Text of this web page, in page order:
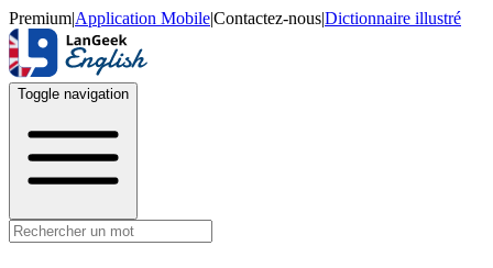
Premium|Application Mobile|Contactez-nous|Dictionnaire illustré
Toggle navigation